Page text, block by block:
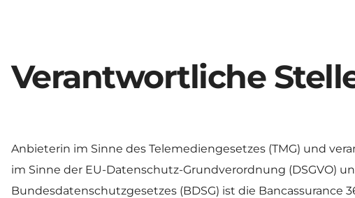
Verantwortliche
Anbieterin im Sinne des Telemediengesetzes (TMG) und
im Sinne der EU-Datenschutz-Grundverordnung (DSGVO)
Bundesdatenschutzgesetzes (BDSG) ist die Bancassurance